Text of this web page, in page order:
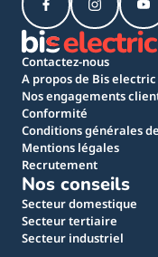
Contactez-nous
A propos de Bis electric
Nos engagements
Conformité
Conditions générales
Mentions légales
Recrutement
Nos conseils
Secteur domestique
Secteur tertiaire
Secteur industriel